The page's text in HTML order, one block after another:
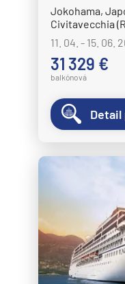
Jokohama,
Civitavecchia
11. 04. - 15. 06.
31 329 €
balkónová
Detail